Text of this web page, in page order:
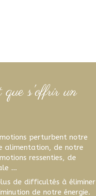
que s'offrir un
perturbent notre
alimentation, de notre
ressenties, de
…
de difficultés à éliminer
de notre énergie.